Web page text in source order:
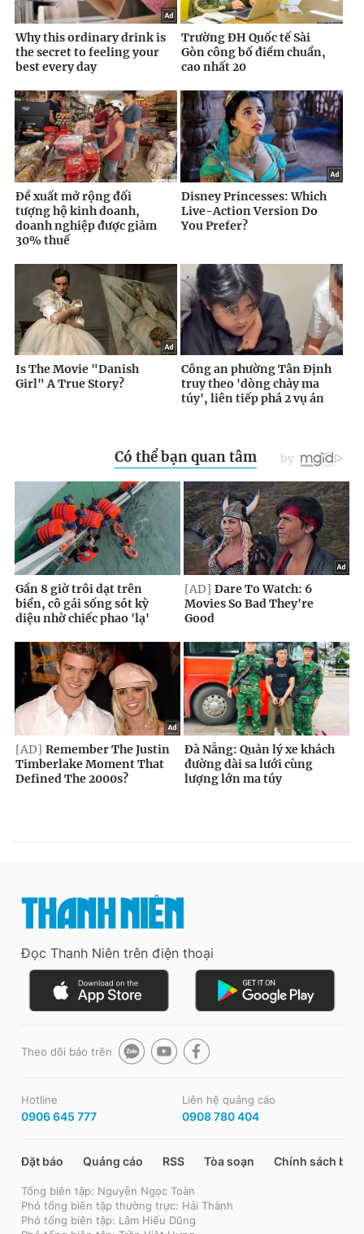
Đọc Thanh Niên trên điện thoại
Theo dõi báo trên
Hotline
0906 645 777
Liên hệ quảng cáo
0908 780 404
Đặt báo Quảng cáo RSS Tòa soạn Chính sách bảo
Tổng biên tập: Nguyễn Ngọc Toàn
Phó tổng biên tập thường trực: Hải Thành
Phó tổng biên tập: Lâm Hiếu Dũng